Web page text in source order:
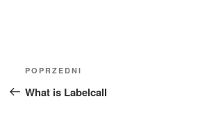
POPRZEDNI
What is Labelcall